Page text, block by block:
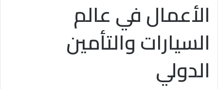
الأعمال في عالم
السيارات والتأمين
الدولي